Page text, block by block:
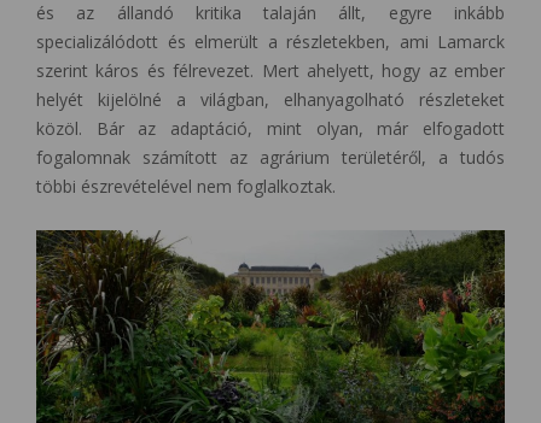
és az állandó kritika talaján állt, egyre inkább
specializálódott és elmerült a részletekben, ami Lamarck
szerint káros és félrevezet. Mert ahelyett, hogy az ember
helyét kijelölné a világban, elhanyagolható részleteket
közöl. Bár az adaptáció, mint olyan, már elfogadott
fogalomnak számított az agrárium területéről, a tudós
többi észrevételével nem foglalkoztak.